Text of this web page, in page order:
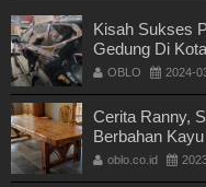
Kisah Sukses
Gedung Di
OBLO 2024-
Cerita Ranny,
Berbahan
oblo.co.id